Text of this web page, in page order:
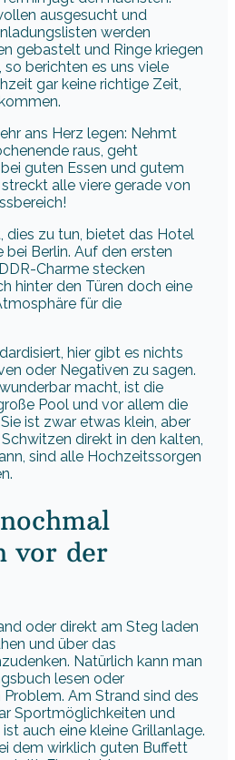
ausgesucht und
werden
gebastelt und Ringe kriegen
so berichten es uns viele
gar keine richtige Zeit,
ans Herz legen: Nehmt
raus, geht
guten Essen und gutem
alle viere gerade von
dies zu tun, bietet das Hotel
Berlin. Auf den ersten
Charme stecken
hinter den Türen doch eine
für die
hier gibt es nichts
oder Negativen zu sagen.
macht, ist die
Pool und vor allem die
ist zwar etwas klein, aber
direkt in den kalten,
sind alle Hochzeitssorgen
vor der
oder direkt am Steg laden
und über das
Natürlich kann man
lesen oder
Problem. Am Strand sind des
Sportmöglichkeiten und
auch eine kleine Grillanlage.
dem wirklich guten Buffett